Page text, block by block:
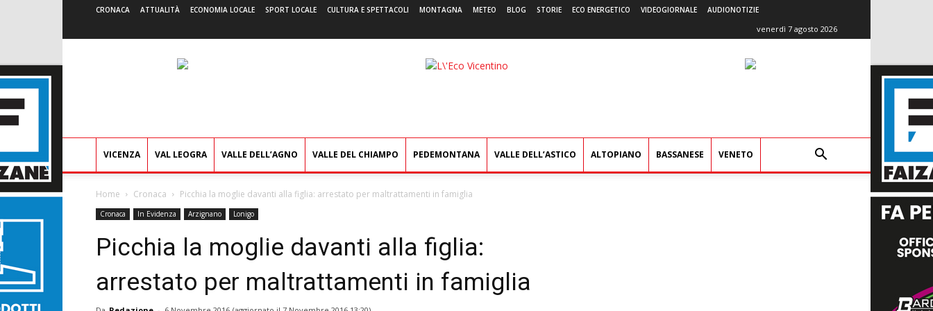
CRONACA ATTUALITÀ ECONOMIA LOCALE SPORT LOCALE CULTURA E SPETTACOLI MONTAGNA METEO BLOG STORIE ECO ENERGETICO VIDEOGIORNALE AUDIONOTIZIE
venerdì 7 agosto 2026
L'Eco
VICENZA VAL LEOGRA VALLE DELL’AGNO VALLE DEL CHIAMPO PEDEMONTANA VALLE DELL’ASTICO ALTOPIANO BASSANESE VENETO
Home Cronaca Picchia la moglie davanti alla figlia: arrestato per maltrattamenti in famiglia
Cronaca In Evidenza Arzignano Lonigo
Picchia la moglie davanti alla figlia:
arrestato per maltrattamenti in famiglia